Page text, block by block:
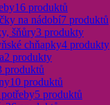
16 produktů
na nádobí7 produktů
šňůry3 produkty
chňapky4 produkty
2 produkty
produktů
10 produktů
5 produktů